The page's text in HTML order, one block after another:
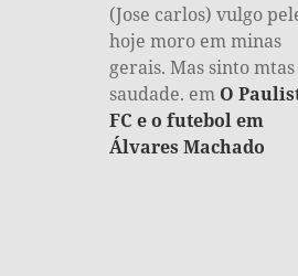
(Jose carlos) vulgo
hoje moro em minas
gerais. Mas sinto mtas
saudade. em O
FC e o futebol em
Álvares Machado